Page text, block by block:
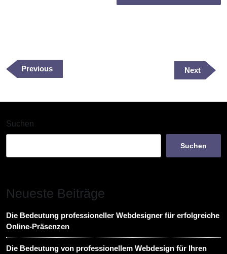
Previous
Post
Previous
Next
Post
Next
Suchen
Suchen
Neueste Beiträge
Die Bedeutung professioneller Webdesigner für erfolgreiche
Online-Präsenzen
Die Bedeutung von professionellem Webdesign für Ihren